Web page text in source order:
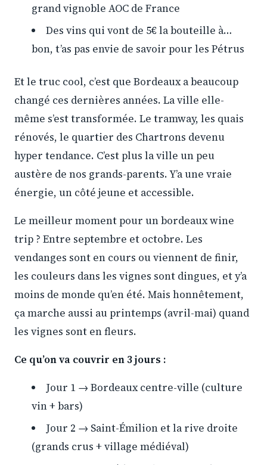
grand vignoble AOC de France
Des vins qui vont de 5€ la bouteille à…
bon, t’as pas envie de savoir pour les Pétrus
Et le truc cool, c’est que Bordeaux a beaucoup
changé ces dernières années. La ville elle-
même s’est transformée. Le tramway, les quais
rénovés, le quartier des Chartrons devenu
hyper tendance. C’est plus la ville un peu
austère de nos grands-parents. Y’a une vraie
énergie, un côté jeune et accessible.
Le meilleur moment pour un bordeaux wine
trip ? Entre septembre et octobre. Les
vendanges sont en cours ou viennent de finir,
les couleurs dans les vignes sont dingues, et y’a
moins de monde qu’en été. Mais honnêtement,
ça marche aussi au printemps (avril-mai) quand
les vignes sont en fleurs.
Ce qu’on va couvrir en 3 jours :
Jour 1 → Bordeaux centre-ville (culture
vin + bars)
Jour 2 → Saint-Émilion et la rive droite
(grands crus + village médiéval)